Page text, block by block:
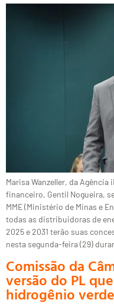
Marisa Wanzeller, da
financeiro, Gentil Nogueira,
MME (Ministério de Minas e
todas as distribuidoras de
2025 e 2031 terão suas
nesta segunda-feira (29)
Comissão da
versão do PL
hidrogênio verde